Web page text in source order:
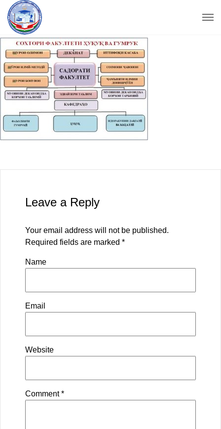
Leave a Reply
Your email address will not be published.
Required fields are marked *
Name
Email
Website
Comment*